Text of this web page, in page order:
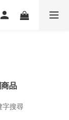
品
字搜尋